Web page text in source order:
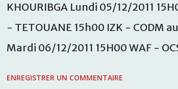
KHOURIBGA Lundi 05/12/2011
- TETOUANE 15h00 IZK - CODM
Mardi 06/12/2011 15H00 WAF -
ENREGISTRER UN COMMENTAIRE